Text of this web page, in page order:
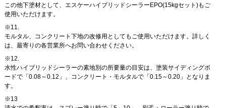
この他下塗材として、エスケーハイブリッドシーラーEPO(15kgセット)もご
使用いただけます。
※11.
モルタル、コンクリート下地の改修用としてもご使用いただけます。詳しく
は、最寄りの各営業所へお問い合わせください。
※12.
水性ハイブリッドシーラーの素地別の所要量の目安は、塗装サイディングボ
ードで「0.08～0.12」、コンクリート・モルタルで「0.15～0.20」となりま
す。
※13